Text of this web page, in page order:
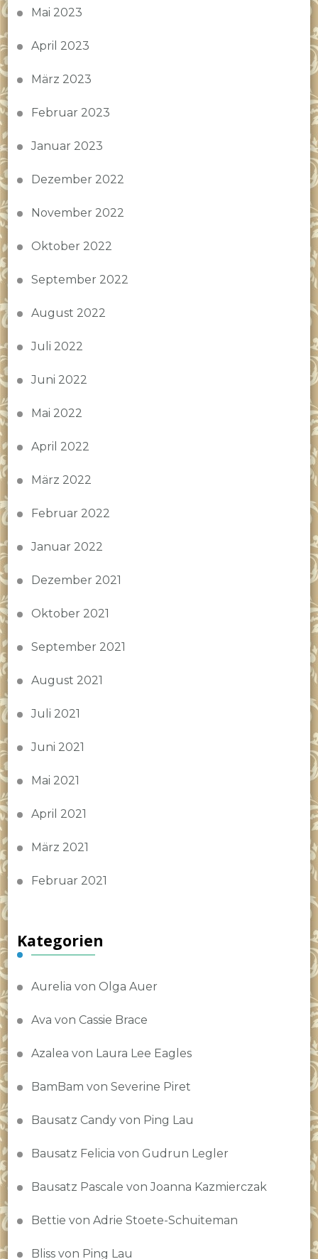
Mai 2023
April 2023
März 2023
Februar 2023
Januar 2023
Dezember 2022
November 2022
Oktober 2022
September 2022
August 2022
Juli 2022
Juni 2022
Mai 2022
April 2022
März 2022
Februar 2022
Januar 2022
Dezember 2021
Oktober 2021
September 2021
August 2021
Juli 2021
Juni 2021
Mai 2021
April 2021
März 2021
Februar 2021
Kategorien
Aurelia von Olga Auer
Ava von Cassie Brace
Azalea von Laura Lee Eagles
BamBam von Severine Piret
Bausatz Candy von Ping Lau
Bausatz Felicia von Gudrun Legler
Bausatz Pascale von Joanna Kazmierczak
Bettie von Adrie Stoete-Schuiteman
Bliss von Ping Lau